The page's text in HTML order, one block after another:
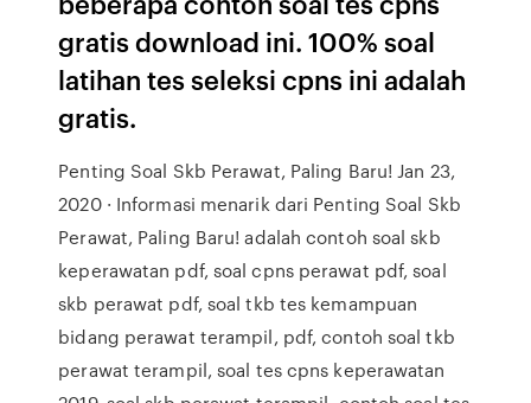
gratis download ini. 100% soal
latihan tes seleksi cpns ini adalah
gratis.
Penting Soal Skb Perawat, Paling Baru! Jan 23,
2020 · Informasi menarik dari Penting Soal Skb
Perawat, Paling Baru! adalah contoh soal skb
keperawatan pdf, soal cpns perawat pdf, soal
skb perawat pdf, soal tkb tes kemampuan
bidang perawat terampil, pdf, contoh soal tkb
perawat terampil, soal tes cpns keperawatan